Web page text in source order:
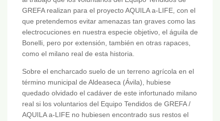
GREFA realizan para el proyecto AQUILA a-LIFE, con el
que pretendemos evitar amenazas tan graves como las
electrocuciones en nuestra especie objetivo, el águila de
Bonelli, pero por extensión, también en otras rapaces,
como el milano real de esta historia.
Sobre el encharcado suelo de un terreno agrícola en el
término municipal de Aldeaseca (Ávila), hubiese
quedado olvidado el cadáver de este infortunado milano
real si los voluntarios del Equipo Tendidos de GREFA /
AQUILA a-LIFE no hubiesen encontrado sus restos el